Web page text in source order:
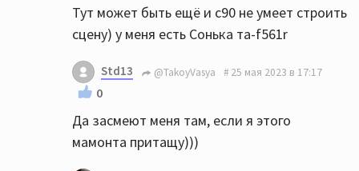
Тут может быть ещё и с90 не умеет строить
сцену) у меня есть Сонька та-f561r
Std13 @TakoyVasya 25 мая 2023 в 17:17
0
Да засмеют меня там, если я этого
мамонта притащу)))